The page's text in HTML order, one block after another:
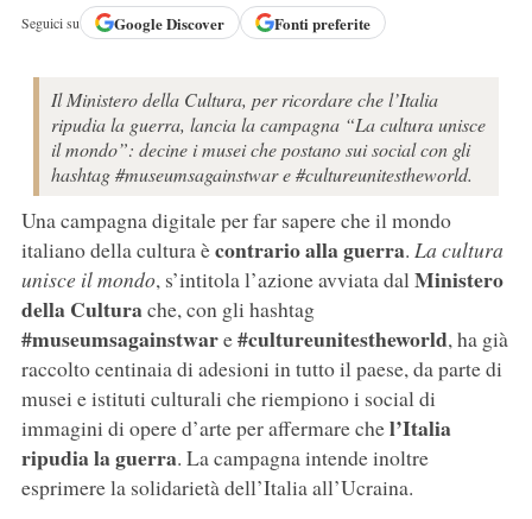
Seguici su GoogleDiscover Fonti preferite
Il Ministero della Cultura, per ricordare che l’Italia
ripudia la guerra, lancia la campagna “La cultura unisce
il mondo”: decine i musei che postano sui social con gli
hashtag #museumsagainstwar e #cultureunitestheworld.
Una campagna digitale per far sapere che il mondo
italiano della cultura ècontrario alla guerra. La cultura
unisce il mondo, s’intitola l’azione avviata dalMinistero
della Culturache, con gli hashtag
#museumsagainstware#cultureunitestheworld, ha già
raccolto centinaia di adesioni in tutto il paese, da parte di
musei e istituti culturali che riempiono i social di
immagini di opere d’arte per affermare chel’Italia
ripudia la guerra. La campagna intende inoltre
esprimere la solidarietà dell’Italia all’Ucraina.